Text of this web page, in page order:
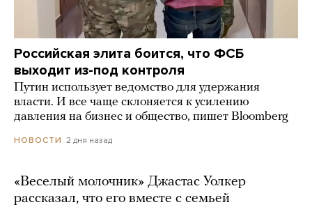
Российская элита боится, что ФСБ
выходит из-под контроля
Путин использует ведомство для удержания
власти. И все чаще склоняется к усилению
давления на бизнес и общество, пишет Bloomberg
НОВОСТИ 2 дня назад
«Веселый молочник» Джастас Уолкер
рассказал, что его вместе с семьей